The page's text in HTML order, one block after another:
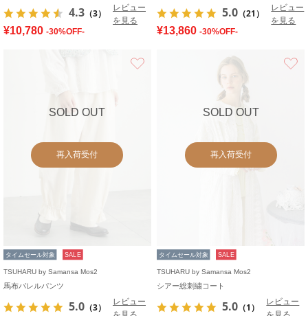
4.3 （3）
レビュー
を見る
¥10,780 -30%OFF-
5.0 （21）
レビュー
を見る
¥13,860 -30%OFF-
SOLD OUT
再入荷受付
タイムセール対象 SALE
TSUHARU by Samansa Mos2
馬布バレルパンツ
5.0 （3）
レビュー
SOLD OUT
再入荷受付
タイムセール対象 SALE
TSUHARU by Samansa Mos2
シアー総刺繍コート
5.0 （1）
レビュー